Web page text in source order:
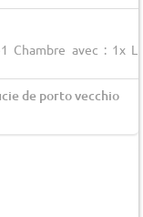
Chambre avec : 1x
de porto vecchio